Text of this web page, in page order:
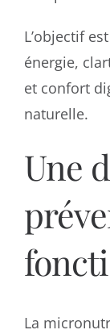
L’objectif
énergie,
et confort
naturelle.
Une
La